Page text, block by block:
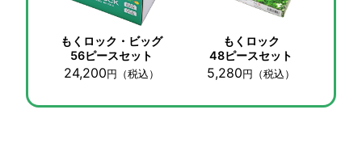
もくロック・ビッグ
56ピースセット
24,200 円 （税込）
もくロック
48ピースセット
5,280 円 （税込）